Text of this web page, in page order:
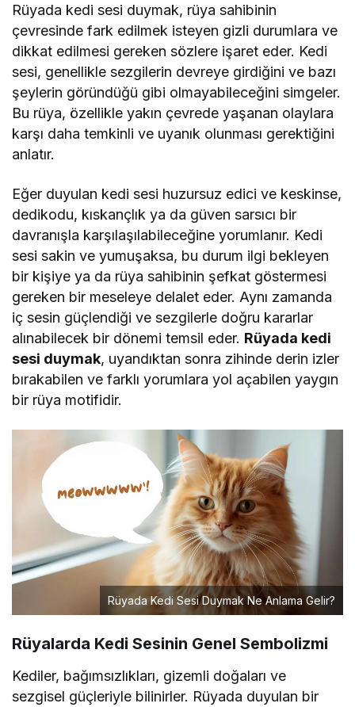
Rüyada kedi sesi duymak, rüya sahibinin
çevresinde fark edilmek isteyen gizli durumlara ve
dikkat edilmesi gereken sözlere işaret eder. Kedi
sesi, genellikle sezgilerin devreye girdiğini ve bazı
şeylerin göründüğü gibi olmayabileceğini simgeler.
Bu rüya, özellikle yakın çevrede yaşanan olaylara
karşı daha temkinli ve uyanık olunması gerektiğini
anlatır.
Eğer duyulan kedi sesi huzursuz edici ve keskinse,
dedikodu, kıskançlık ya da güven sarsıcı bir
davranışla karşılaşılabileceğine yorumlanır. Kedi
sesi sakin ve yumuşaksa, bu durum ilgi bekleyen
bir kişiye ya da rüya sahibinin şefkat göstermesi
gereken bir meseleye delalet eder. Aynı zamanda
iç sesin güçlendiği ve sezgilerle doğru kararlar
alınabilecek bir dönemi temsil eder. Rüyada kedi
sesi duymak, uyandıktan sonra zihinde derin izler
bırakabilen ve farklı yorumlara yol açabilen yaygın
bir rüya motifidir.
Rüyada Kedi Sesi Duymak Ne Anlama Gelir?
Rüyalarda Kedi Sesinin Genel Sembolizmi
Kediler, bağımsızlıkları, gizemli doğaları ve
sezgisel güçleriyle bilinirler. Rüyada duyulan bir